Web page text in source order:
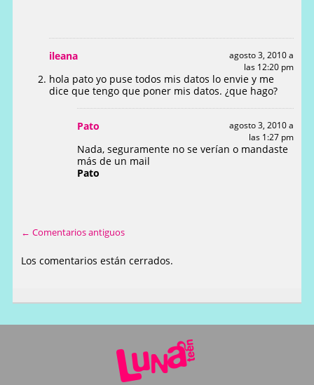
ileana
agosto 3, 2010 a
las 12:20 pm
hola pato yo puse todos mis datos lo envie y me
dice que tengo que poner mis datos. ¿que hago?
Pato
agosto 3, 2010 a
las 1:27 pm
Nada, seguramente no se verían o mandaste
más de un mail
Pato
← Comentarios antiguos
Los comentarios están cerrados.